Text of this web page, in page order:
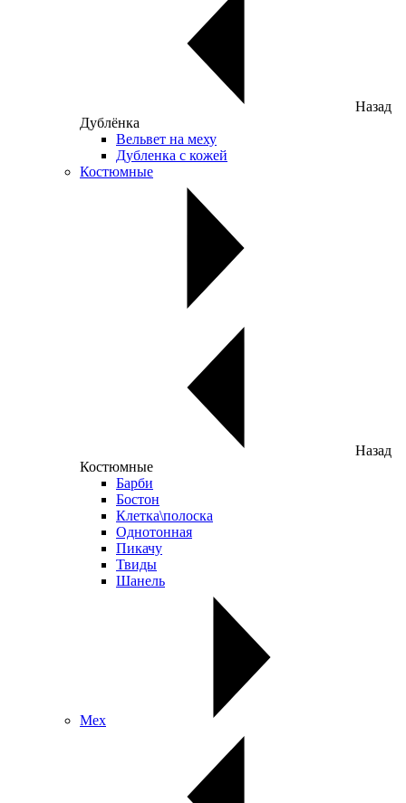
Назад
Дублёнка
Вельвет на меху
Дубленка с кожей
Костюмные
Назад
Костюмные
Барби
Бостон
Клетка\полоска
Однотонная
Пикачу
Твиды
Шанель
Мех